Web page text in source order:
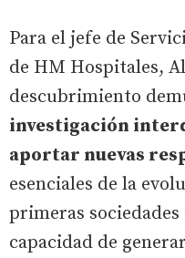
Para el jefe de
de HM Hospitales,
descubrimiento
investigación
aportar nuevas
esenciales de la
primeras sociedades
capacidad de